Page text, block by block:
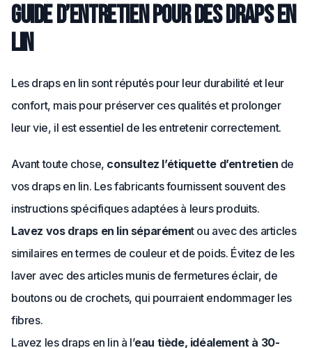
Guide d’entretien pour des draps en
lin
Les draps en lin sont réputés pour leur durabilité et leur
confort, mais pour préserver ces qualités et prolonger
leur vie, il est essentiel de les entretenir correctement.
Avant toute chose, consultez l’étiquette d’entretien de
vos draps en lin. Les fabricants fournissent souvent des
instructions spécifiques adaptées à leurs produits.
Lavez vos draps en lin séparément ou avec des articles
similaires en termes de couleur et de poids. Évitez de les
laver avec des articles munis de fermetures éclair, de
boutons ou de crochets, qui pourraient endommager les
fibres.
Lavez les draps en lin à l’eau tiède, idéalement à 30-